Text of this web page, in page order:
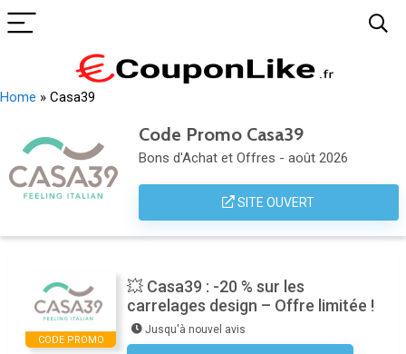
Home » Casa39
Code Promo Casa39
Bons d'Achat et Offres - août 2026
SITE OUVERT
CODE PROMO
💥 Casa39 : -20 % sur les
carrelages design – Offre limitée !
Jusqu'à nouvel avis